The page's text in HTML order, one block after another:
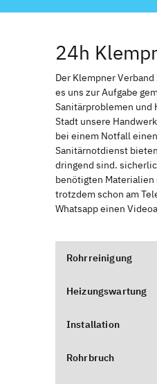
24h
Der Klempner
es uns zur Aufgabe
Sanitärproblemen und
Stadt unsere
bei einem Notfall
Sanitärnotdienst
dringend sind.
benötigten
trotzdem schon am
Whatsapp einen
Rohrreinigung
Heizungswartung
Installation
Rohrbruch